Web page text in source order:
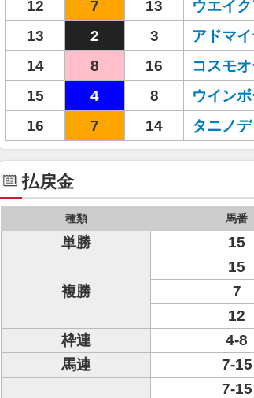
12
7 13 ウエイ
13
2 3 アドマ
14
8 16 コスモ
15
4 8 ウイン
16
7 14 タニノ
払戻金
種類 馬番
単勝 15
複勝
15
7
12
枠連
4-8
馬連
7-15
7-15